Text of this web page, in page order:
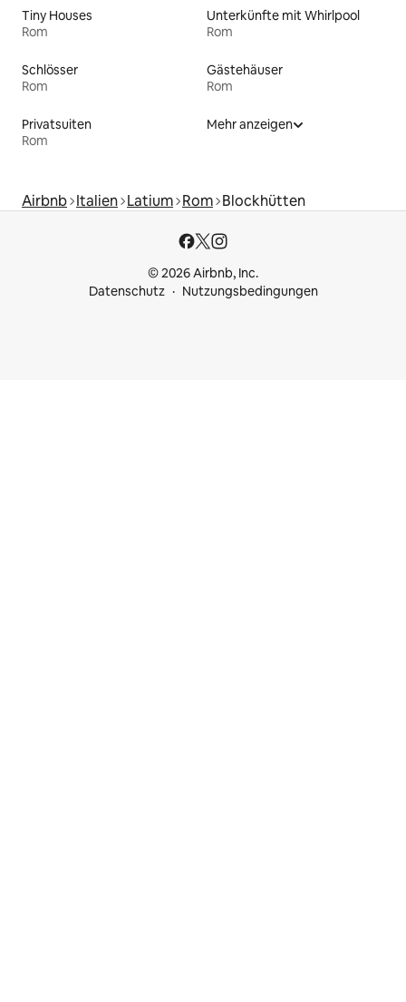
Tiny Houses
Rom
Unterkünfte mit Whirlpool
Rom
Schlösser
Rom
Gästehäuser
Rom
Privatsuiten
Rom
Mehr anzeigen
Airbnb Italien Latium Rom Blockhütten
© 2026 Airbnb, Inc.
Datenschutz
Nutzungsbedingungen